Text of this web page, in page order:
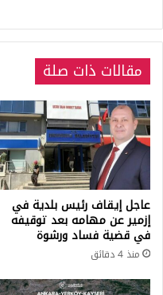
مقالات ذات صلة
عاجل إيقاف رئيس بلدية في
إزمير عن مهامه بعد توقيفه
في قضية فساد ورشوة
منذ 4 دقائق